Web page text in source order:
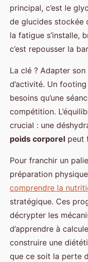
principal, c’est le
de glucides stockée
la fatigue s’installe,
c’est repousser la
La clé ? Adapter
d’activité. Un
besoins qu’une
compétition.
crucial : une
poids corporel peut
Pour franchir un
préparation
comprendre la
stratégique. Ces
décrypter les
d’apprendre à
construire une
que ce soit la perte